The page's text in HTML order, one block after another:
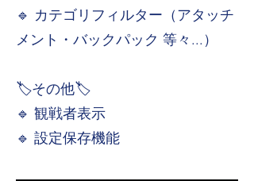
🔹 カテゴリフィルター（アタッチ
メント・バックパック 等々...）
🏷️その他🏷️
🔹 観戦者表示
🔹 設定保存機能